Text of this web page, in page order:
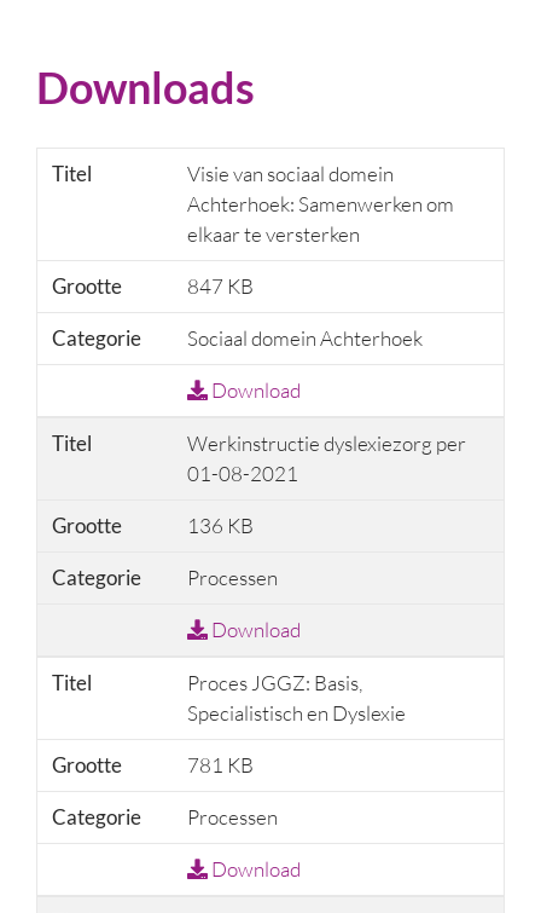
Downloads
Titel
Visie van sociaal domein
Achterhoek: Samenwerken om
elkaar te versterken
Grootte 847 KB
Categorie Sociaal domein Achterhoek
Download
Titel
Werkinstructie dyslexiezorg per
01-08-2021
Grootte 136 KB
Categorie Processen
Download
Titel
Proces JGGZ: Basis,
Specialistisch en Dyslexie
Grootte 781 KB
Categorie Processen
Download